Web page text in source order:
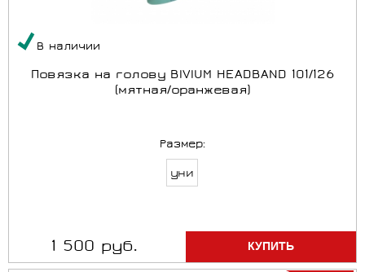
В наличии
Повязка на голову BIVIUM HEADBAND 101/126
(мятная/оранжевая)
Размер:
уни
1 500 руб.